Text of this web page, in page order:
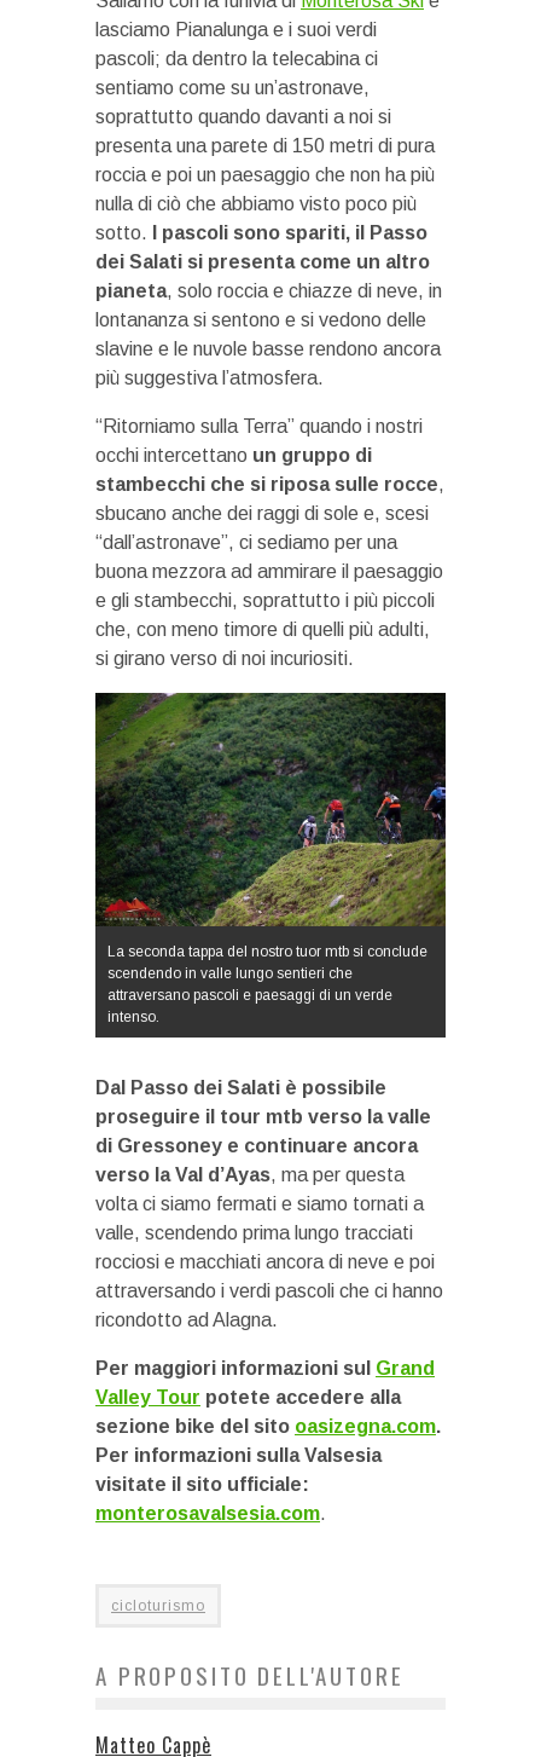
lasciamo Pianalunga e i suoi verdi
pascoli; da dentro la telecabina ci
sentiamo come su un’astronave,
soprattutto quando davanti a noi si
presenta una parete di 150 metri di pura
roccia e poi un paesaggio che non ha più
nulla di ciò che abbiamo visto poco più
sotto.
I pascoli sono spariti, il Passo
dei Salati si presenta come un altro
pianeta, solo roccia e chiazze di neve, in
lontananza si sentono e si vedono delle
slavine e le nuvole basse rendono ancora
più suggestiva l’atmosfera.
“Ritorniamo sulla Terra” quando i nostri
occhi intercettano un gruppo di
stambecchi che si riposa sulle rocce,
sbucano anche dei raggi di sole e, scesi
“dall’astronave”, ci sediamo per una
buona mezzora ad ammirare il paesaggio
e gli stambecchi, soprattutto i più piccoli
che, con meno timore di quelli più adulti,
si girano verso di noi incuriositi.
La seconda tappa del nostro tuor mtb si conclude
scendendo in valle lungo sentieri che
attraversano pascoli e paesaggi di un verde
intenso.
Dal Passo dei Salati è possibile
proseguire il tour mtb verso la valle
di Gressoney e continuare ancora
verso la Val d’Ayas, ma per questa
volta ci siamo fermati e siamo tornati a
valle, scendendo prima lungo tracciati
rocciosi e macchiati ancora di neve e poi
attraversando i verdi pascoli che ci hanno
ricondotto ad Alagna.
Per maggiori informazioni sul Grand
Valley Tour potete accedere alla
sezione bike del sito oasizegna.com.
Per informazioni sulla Valsesia
visitate il sito ufficiale:
monterosavalsesia.com.
cicloturismo
A PROPOSITO DELL'AUTORE
Matteo Cappè